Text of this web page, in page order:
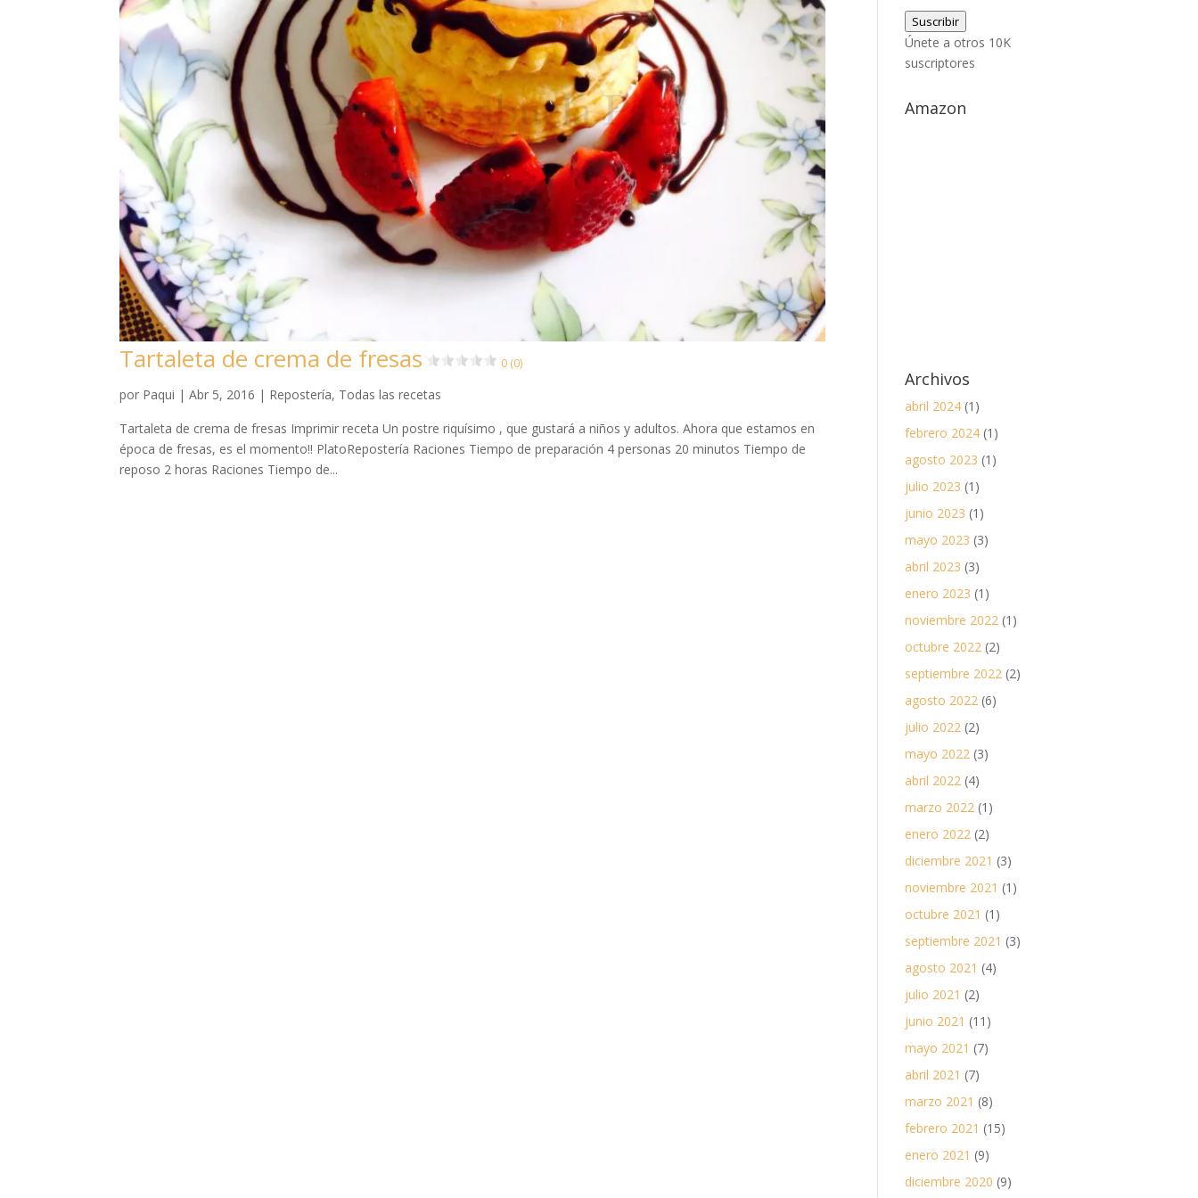
Tartaleta de crema de fresas 0 (0)
por Paqui |Abr 5, 2016 | Repostería, Todas las recetas
Tartaleta de crema de fresas Imprimir receta Un postre riquísimo , que gustará a niños y adultos. Ahora que estamos en
época de fresas, es el momento!! PlatoRepostería Raciones Tiempo de preparación 4 personas 20 minutos Tiempo de
reposo 2 horas Raciones Tiempo de...
de
correo
electrónico
Suscribir
Únete a otros 10K
suscriptores
Amazon
Archivos
abril 2024 (1)
febrero 2024 (1)
agosto 2023 (1)
julio 2023 (1)
junio 2023 (1)
mayo 2023 (3)
abril 2023 (3)
enero 2023 (1)
noviembre 2022 (1)
octubre 2022 (2)
septiembre 2022 (2)
agosto 2022 (6)
julio 2022 (2)
mayo 2022 (3)
abril 2022 (4)
marzo 2022 (1)
enero 2022 (2)
diciembre 2021 (3)
noviembre 2021 (1)
octubre 2021 (1)
septiembre 2021 (3)
agosto 2021 (4)
julio 2021 (2)
junio 2021 (11)
mayo 2021 (7)
abril 2021 (7)
marzo 2021 (8)
febrero 2021 (15)
enero 2021 (9)
diciembre 2020 (9)